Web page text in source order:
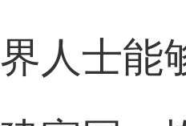
界人士能